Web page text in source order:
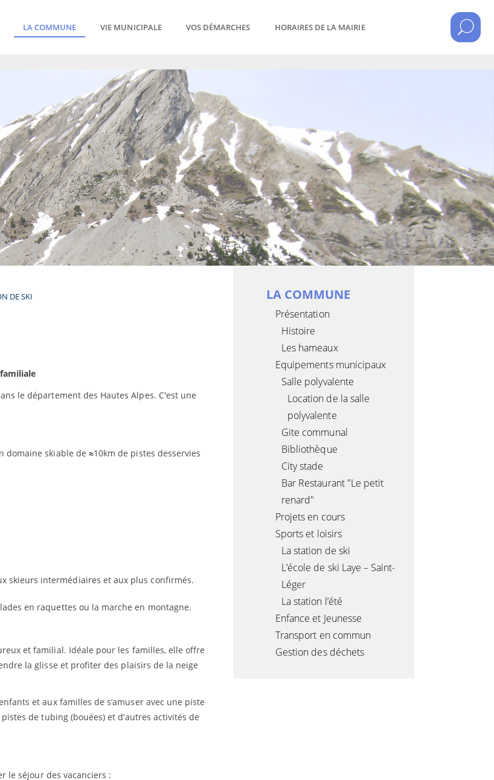
LA COMMUNE VIE MUNICIPALE VOS DÉMARCHES HORAIRES DE LA MAIRIE
DE SKI
le département des Hautes Alpes. C'est une
domaine skiable de ≈10km de pistes desservies
skieurs intermédiaires et aux plus confirmés.
en raquettes ou la marche en montagne.
et familial. Idéale pour les familles, elle offre
la glisse et profiter des plaisirs de la neige
et aux familles de s’amuser avec une piste
de tubing (bouées) et d’autres activités de
le séjour des vacanciers :
LA COMMUNE
Présentation
Histoire
Les hameaux
Equipements municipaux
Salle polyvalente
Location de la salle
polyvalente
Gite communal
Bibliothèque
City stade
Bar Restaurant "Le petit
renard"
Projets en cours
Sports et loisirs
La station de ski
L’école de ski Laye – Saint-
Léger
La station l’été
Enfance et Jeunesse
Transport en commun
Gestion des déchets